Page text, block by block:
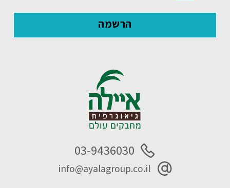
03-9436030
info@ayalagroup.co.il